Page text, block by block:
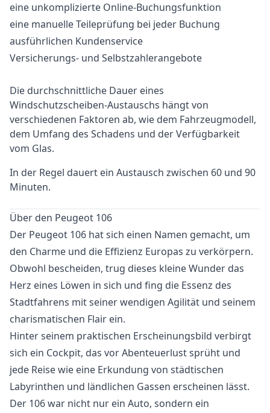
eine unkomplizierte Online-Buchungsfunktion
eine manuelle Teileprüfung bei jeder Buchung
ausführlichen Kundenservice
Versicherungs- und Selbstzahlerangebote
Die durchschnittliche Dauer eines
Windschutzscheiben-Austauschs hängt von
verschiedenen Faktoren ab, wie dem Fahrzeugmodell,
dem Umfang des Schadens und der Verfügbarkeit
vom Glas.
In der Regel dauert ein Austausch zwischen 60 und 90
Minuten.
Über den Peugeot 106
Der Peugeot 106 hat sich einen Namen gemacht, um
den Charme und die Effizienz Europas zu verkörpern.
Obwohl bescheiden, trug dieses kleine Wunder das
Herz eines Löwen in sich und fing die Essenz des
Stadtfahrens mit seiner wendigen Agilität und seinem
charismatischen Flair ein.
Hinter seinem praktischen Erscheinungsbild verbirgt
sich ein Cockpit, das vor Abenteuerlust sprüht und
jede Reise wie eine Erkundung von städtischen
Labyrinthen und ländlichen Gassen erscheinen lässt.
Der 106 war nicht nur ein Auto, sondern ein